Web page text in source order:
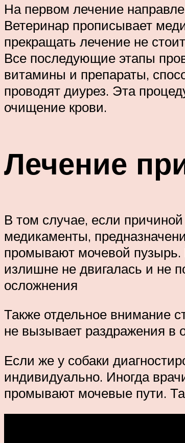
На первом лечение
Ветеринар прописывает
прекращать лечение не
Все последующие этапы
витамины и препараты,
проводят диурез. Эта
очищение крови.
Лечение
В том случае, если
медикаменты,
промывают мочевой пузырь.
излишне не двигалась и не
осложнения
Также отдельное внимание
не вызывает раздражения в
Если же у собаки
индивидуально. Иногда
промывают мочевые пути.